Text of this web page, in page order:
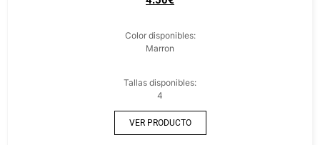
Color disponibles:
Marron
Tallas disponibles:
4
VER PRODUCTO